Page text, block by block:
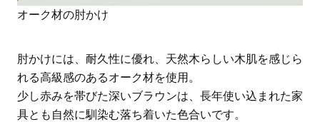
オーク材の肘かけ
肘かけには、耐久性に優れ、天然木らしい木肌を感じら
れる高級感のあるオーク材を使用。
少し赤みを帯びた深いブラウンは、長年使い込まれた家
具とも自然に馴染む落ち着いた色合いです。